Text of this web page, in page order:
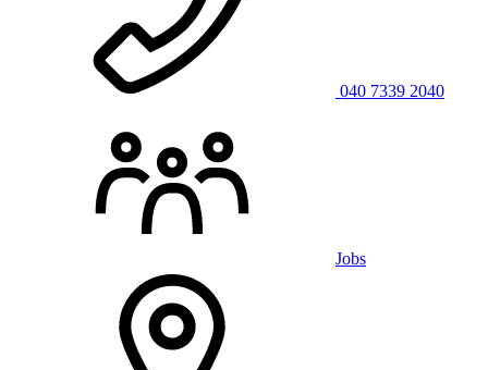
040 7339 2040
Jobs